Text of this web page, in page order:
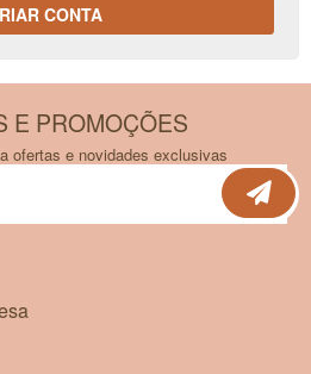
CONTA
E PROMOÇÕES
ofertas e novidades exclusivas